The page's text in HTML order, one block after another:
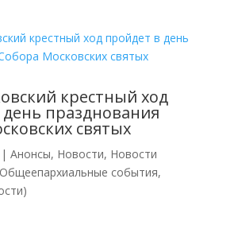
крестный ход
празднования
святых
| Анонсы, Новости, Новости
Общеепархиальные события,